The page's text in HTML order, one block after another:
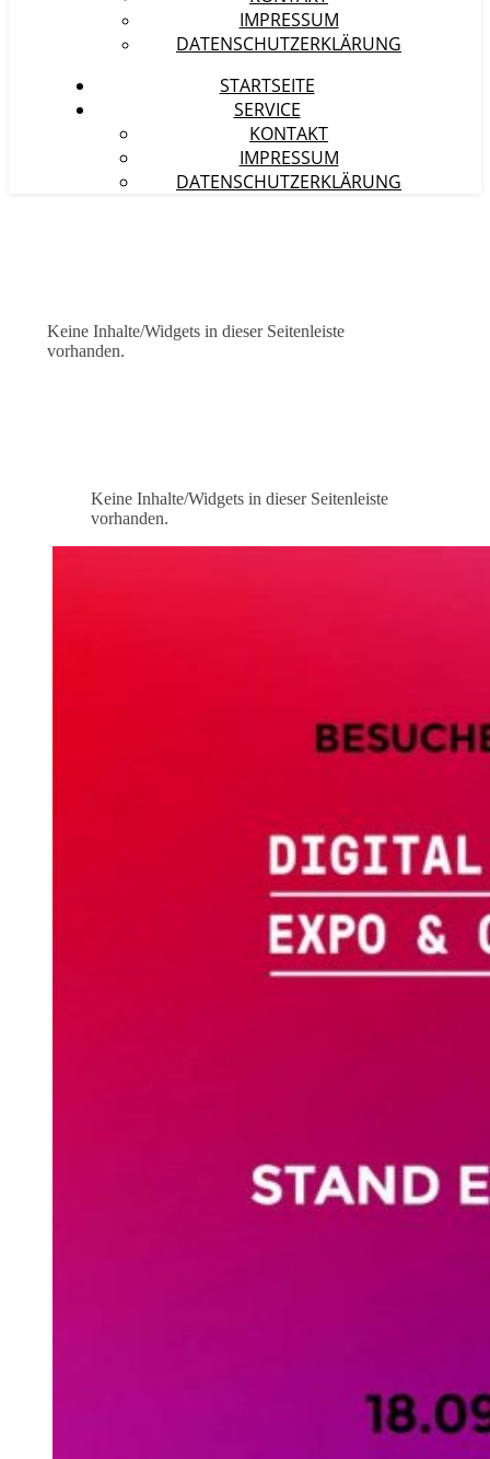
IMPRESSUM
DATENSCHUTZERKLÄRUNG
STARTSEITE
SERVICE
KONTAKT
IMPRESSUM
DATENSCHUTZERKLÄRUNG
Keine Inhalte/Widgets in dieser Seitenleiste
vorhanden.
Keine Inhalte/Widgets in dieser Seitenleiste
vorhanden.